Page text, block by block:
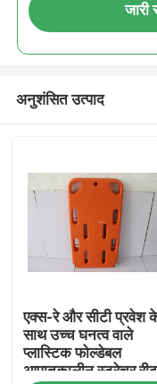
जारी
अनुशंसित उत्पाद
एक्स-रे और सीटी प्रवेश
साथ उच्च घनत्व वाले
प्लास्टिक फोल्डेबल
आपातकालीन स्ट्रेचर